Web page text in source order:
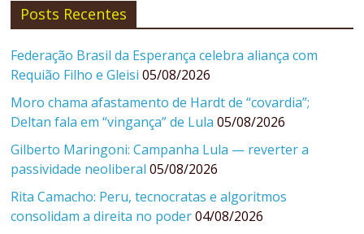
Posts Recentes
Federação Brasil da Esperança celebra aliança com
Requião Filho e Gleisi 05/08/2026
Moro chama afastamento de Hardt de “covardia”;
Deltan fala em “vingança” de Lula 05/08/2026
Gilberto Maringoni: Campanha Lula — reverter a
passividade neoliberal 05/08/2026
Rita Camacho: Peru, tecnocratas e algoritmos
consolidam a direita no poder 04/08/2026